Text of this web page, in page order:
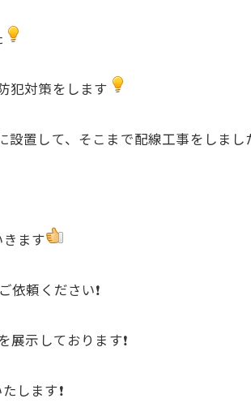
犯対策をします
設置して、そこまで配線工事をしまし
ます
依頼ください❗️
示しております❗️
します❗️